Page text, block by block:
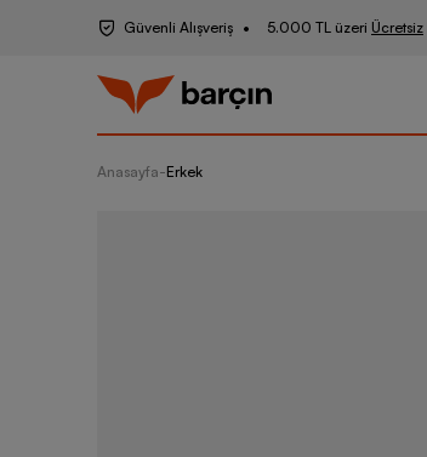
Güvenli Alışveriş 5.000 TL üzeri Ücretsiz
Anasayfa-Erkek